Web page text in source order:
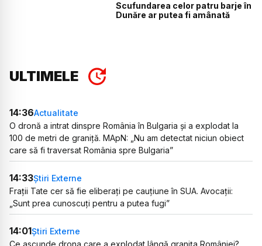
Scufundarea celor patru barje în
Dunăre ar putea fi amânată
ULTIMELE
14:36Actualitate
O dronă a intrat dinspre România în Bulgaria și a explodat la
100 de metri de graniță. MApN: „Nu am detectat niciun obiect
care să fi traversat România spre Bulgaria”
14:33Știri Externe
Frații Tate cer să fie eliberați pe cauțiune în SUA. Avocații:
„Sunt prea cunoscuți pentru a putea fugi”
14:01Știri Externe